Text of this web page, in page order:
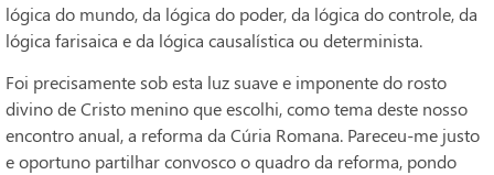
lógica do mundo, da lógica do poder, da lógica do controle, da
lógica farisaica e da lógica causalística ou determinista.
Foi precisamente sob esta luz suave e imponente do rosto
divino de Cristo menino que escolhi, como tema deste nosso
encontro anual, a reforma da Cúria Romana. Pareceu-me justo
e oportuno partilhar convosco o quadro da reforma, pondo